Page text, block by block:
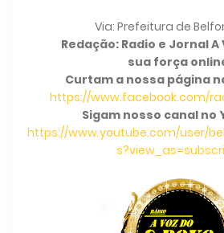
Via: Prefeitura de
Redação: Radio e Jornal A
sua força
Curtam a nossa página
https://www.facebook.com/
Sigam nosso canal no
https://www.youtube.com/user/